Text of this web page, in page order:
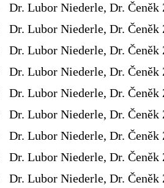
Dr. Lubor Niederle, Dr. Čeněk
Dr. Lubor Niederle, Dr. Čeněk
Dr. Lubor Niederle, Dr. Čeněk
Dr. Lubor Niederle, Dr. Čeněk
Dr. Lubor Niederle, Dr. Čeněk
Dr. Lubor Niederle, Dr. Čeněk
Dr. Lubor Niederle, Dr. Čeněk
Dr. Lubor Niederle, Dr. Čeněk
Dr. Lubor Niederle, Dr. Čeněk